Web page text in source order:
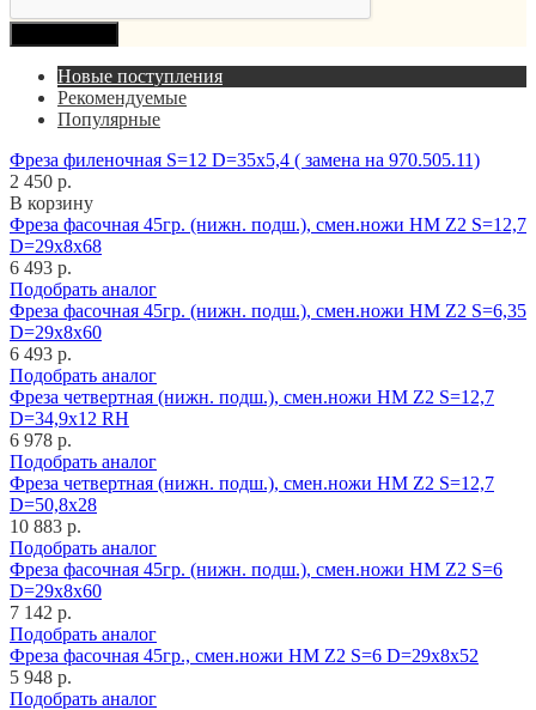
Новые поступления
Рекомендуемые
Популярные
Фреза филеночная S=12 D=35x5,4 ( замена на 970.505.11)
2 450 р.
В корзину
Фреза фасочная 45гр. (нижн. подш.), смен.ножи HM Z2 S=12,7
D=29x8x68
6 493 р.
Подобрать аналог
Фреза фасочная 45гр. (нижн. подш.), смен.ножи HM Z2 S=6,35
D=29x8x60
6 493 р.
Подобрать аналог
Фреза четвертная (нижн. подш.), смен.ножи HM Z2 S=12,7
D=34,9x12 RH
6 978 р.
Подобрать аналог
Фреза четвертная (нижн. подш.), смен.ножи HM Z2 S=12,7
D=50,8x28
10 883 р.
Подобрать аналог
Фреза фасочная 45гр. (нижн. подш.), смен.ножи HM Z2 S=6
D=29x8x60
7 142 р.
Подобрать аналог
Фреза фасочная 45гр., смен.ножи HM Z2 S=6 D=29x8x52
5 948 р.
Подобрать аналог